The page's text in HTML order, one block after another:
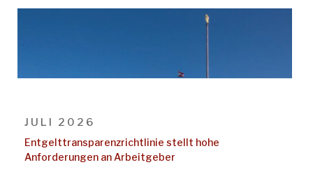
JULI 2026
Entgelttransparenz​­richtlinie stellt hohe
Anforderungen an Arbeitgeber